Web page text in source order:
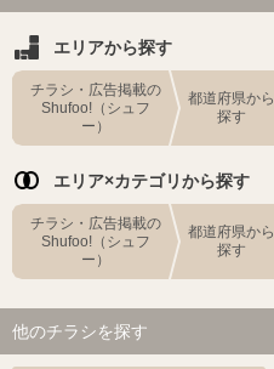
エリアから探す
チラシ・広告掲載の
Shufoo!（シュフ
ー）
都道府県から
探す
エリア×カテゴリから探す
チラシ・広告掲載の
Shufoo!（シュフ
ー）
都道府県から
探す
他のチラシを探す